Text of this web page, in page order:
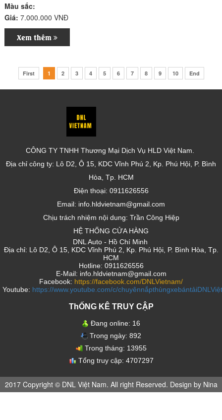
Màu sắc:
Giá:7.000.000 VNĐ
Xem thêm
First 1 2 3 4 5 6 7 8 9 10 End
CÔNG TY TNHH Thương Mại Dịch Vụ HLD Việt Nam.
Địa chỉ công ty: Lô D2, Ô 15, KDC Vĩnh Phú 2, Kp. Phú Hội, P. Bình
Hòa, Tp. HCM
Điện thoại: 0911626556
Email: info.hldvietnam@gmail.com
Chịu trách nhiệm nội dung: Trần Công Hiệp
HỆ THỐNG CỬA HÀNG
DNL Auto - Hồ Chí Minh
Địa chỉ: Lô D2, Ô 15, KDC Vĩnh Phú 2, Kp. Phú Hội, P. Bình Hòa, Tp.
HCM
Hotline: 0911626556
E-Mail: info.hldvietnam@gmail.com
Facebook: https://facebook.com/DNLVietnam/
Youtube: https://www.youtube.com/c/
ThỐNG KÊ TRUY CẬP
Đang online: 16
Trong ngày: 892
Trong tháng: 13955
Tổng truy cập: 4707297
2017 Copyright © DNL Việt Nam. All right Reserved. Design by Nina